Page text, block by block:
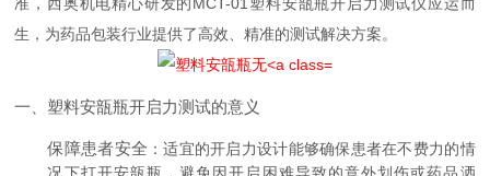
生，为药品包装行业提供了高效、精准的测试解决方案。
一、塑料安瓿瓶开启力测试的意义
保障患者安全 ：适宜的开启力设计能够确保患者在不费力的情
况下打开安瓿瓶，避免因开启困难导致的意外划伤或药品洒